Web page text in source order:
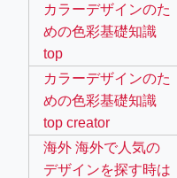
shredder-plant-
カラーデザインのた
めの色彩基礎知識
top
カラーデザインのた
めの色彩基礎知識
top creator
海外 海外で人気の
デザインを探す時は